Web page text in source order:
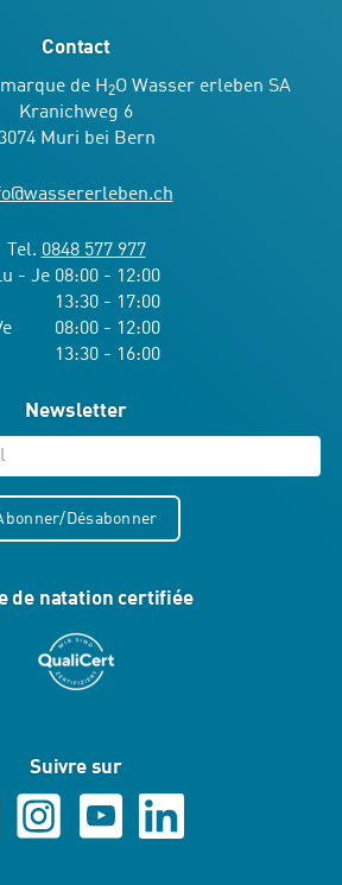
Contact
de H2O Wasser erleben SA
Kranichweg 6
Muri bei Bern
@wassererleben.ch
Tel. 0848 577 977
- Je 08:00 - 12:00
13:30 - 17:00
08:00 - 12:00
13:30 - 16:00
Newsletter
Désabonner
de natation certifiée
Suivre sur